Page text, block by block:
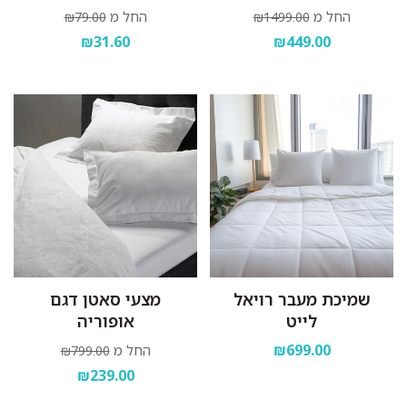
החל מ ₪1499.00
₪449.00
החל מ ₪79.00
₪31.60
שמיכת מעבר רויאל
לייט
₪699.00
מצעי סאטן דגם
אופוריה
החל מ ₪799.00
₪239.00